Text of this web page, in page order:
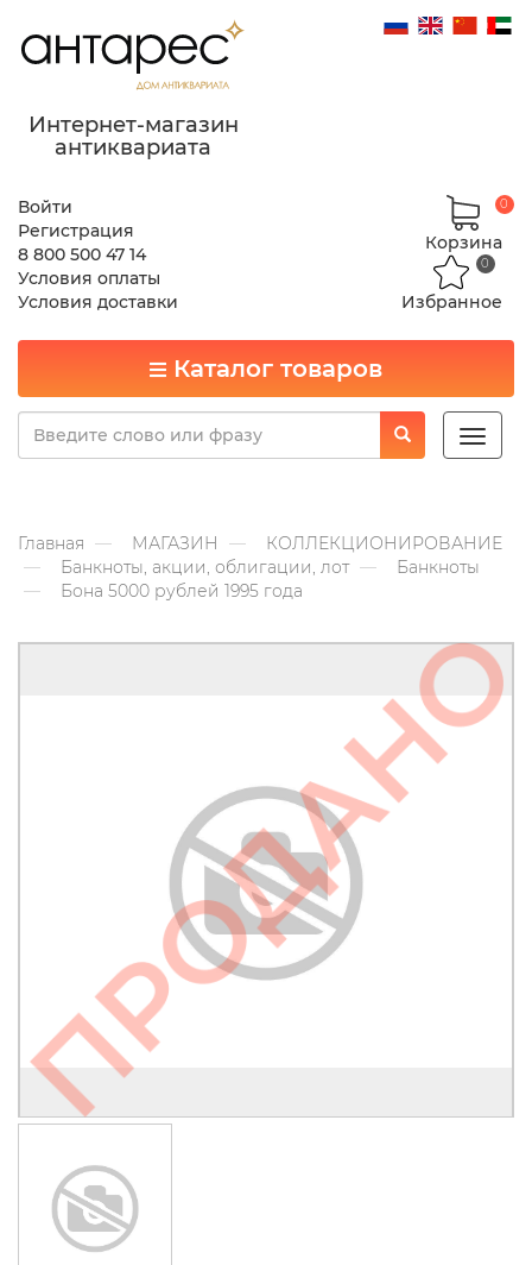
Интернет-магазин
антиквариата
Войти
Регистрация
8 800 500 47 14
Условия оплаты
Условия доставки
Корзина
0
Избранное
0
Каталог товаров
Toggle
Главная МАГАЗИН
КОЛЛЕКЦИОНИРОВАНИЕ
Банкноты, акции, облигации, лот
Банкноты
Бона 5000 рублей 1995 года